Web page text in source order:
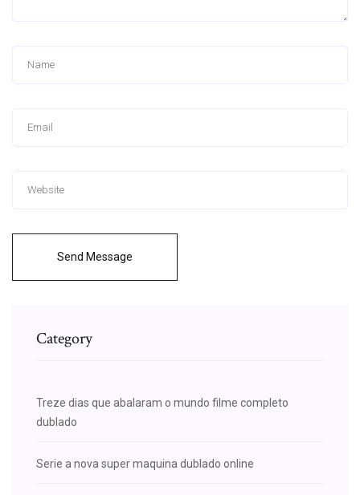
Send Message
Category
Treze dias que abalaram o mundo filme completo
dublado
Serie a nova super maquina dublado online